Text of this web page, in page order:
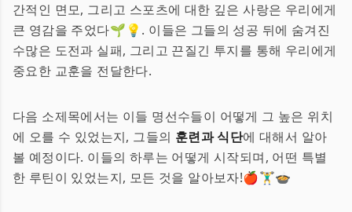
간적인 면모, 그리고 스포츠에 대한 깊은 사랑은 우리에게
큰 영감을 주었다🌱💡. 이들은 그들의 성공 뒤에 숨겨진
수많은 도전과 실패, 그리고 끈질긴 투지를 통해 우리에게
중요한 교훈을 전달한다.
다음 소제목에서는 이들 명선수들이 어떻게 그 높은 위치
에 오를 수 있었는지, 그들의 훈련과 식단에 대해서 알아
볼 예정이다. 이들의 하루는 어떻게 시작되며, 어떤 특별
한 루틴이 있었는지, 모든 것을 알아보자!🍎🏋️‍♂️🍲